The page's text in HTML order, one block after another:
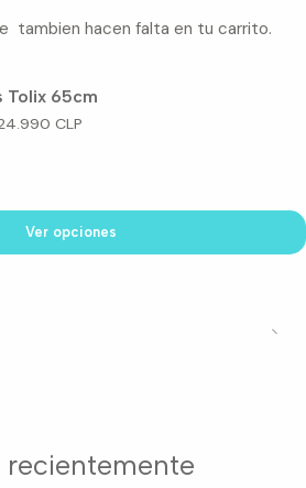
tambien hacen falta en tu carrito.
Tolix 65cm
CLP
Ver opciones
recientemente